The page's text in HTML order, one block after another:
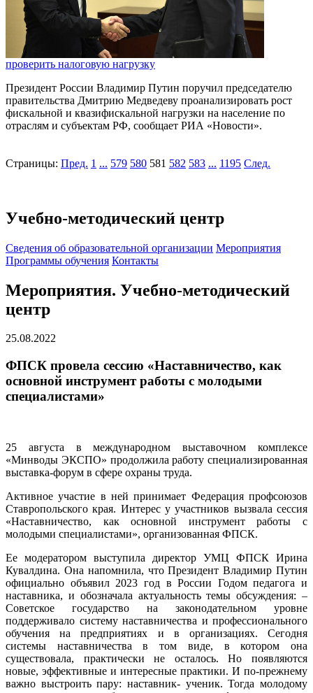
проверить налоговую нагрузку
Президент России Владимир Путин поручил председателю
правительства Дмитрию Медведеву проанализировать рост
фискальной и квазифискальной нагрузки на население по
отраслям и субъектам РФ, сообщает РИА «Новости».
Страницы: Пред. 1 ... 579 580 581 582 583 ... 1195 След.
Учебно-методический центр
Cведения об образовательной организации Мероприятия
Программы обучения Контакты
Мероприятия. Учебно-методический
центр
25.08.2022
ФПСК провела сессию «Наставничество, как
основной инструмент работы с молодыми
специалистами»
25 августа в международном выставочном комплексе
«Минводы ЭКСПО» продолжила работу специализированная
выставка-форум в сфере охраны труда.
Активное участие в ней принимает Федерация профсоюзов
Ставропольского края. Интерес у участников вызвала сессия
«Наставничество, как основной инструмент работы с
молодыми специалистами», организованная ФПСК.
Ее модератором выступила директор УМЦ ФПСК Ирина
Кувалдина. Она напомнила, что Президент Владимир Путин
официально объявил 2023 год в России Годом педагога и
наставника, и обозначала актуальность темы обсуждения: –
Советское государство на законодательном уровне
поддерживало систему наставничества и профессионального
обучения на предприятиях и в организациях. Сегодня
системы наставничества в том виде, в котором она
существовала, практически не осталось. Но появляются
новые, эффективные и интересные практики. И по-прежнему
важно выстроить пару: наставник- ученик. Тогда молодому